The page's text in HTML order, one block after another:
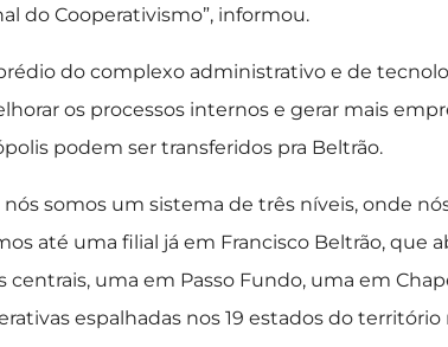
do Cooperativismo”, informou.
do complexo administrativo e de
os processos internos e gerar mais
podem ser transferidos pra Beltrão.
nós somos um sistema de três níveis, onde
até uma filial já em Francisco Beltrão, que
uma em Passo Fundo, uma em
espalhadas nos 19 estados do